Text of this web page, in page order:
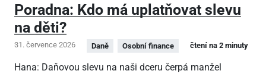
Poradna: Kdo má uplatňovat slevu
na děti?
31. července 2026 Daně Osobní finance čtení na 2 minuty
Hana: Daňovou slevu na naši dceru čerpá manžel